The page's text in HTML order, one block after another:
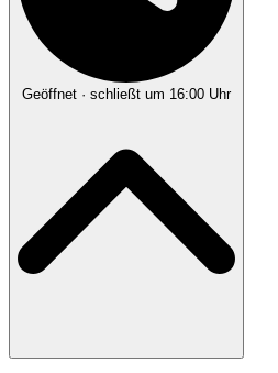
Geöffnet · schließt um 16:00 Uhr